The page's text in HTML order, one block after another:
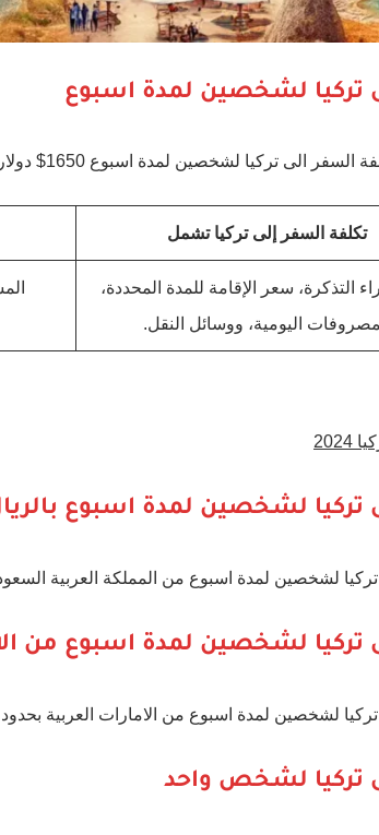
تركيا لشخصين لمدة اسبوع
لشخصين لمدة اسبوع 1650$ دولار، والتكلفة تحتسب كالتالي:
تكلفة السفر إلى تركيا تشمل
التذكرة، سعر الإقامة للمدة المحددة،
اليومية، ووسائل النقل.
تركيا لشخصين لمدة اسبوع
لمدة اسبوع من المملكة العربية السعودية بحدود 5650 إلى
تركيا لشخصين لمدة اسبوع من
لمدة اسبوع من الامارات العربية بحدود 5533 إلى 6855 درهم اماراتي.
تركيا لشخص واحد